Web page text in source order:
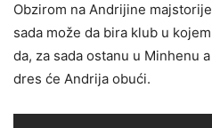
Obzirom na Andrijine
sada može da bira klub u
da, za sada ostanu u Minhenu
dres će Andrija obući.